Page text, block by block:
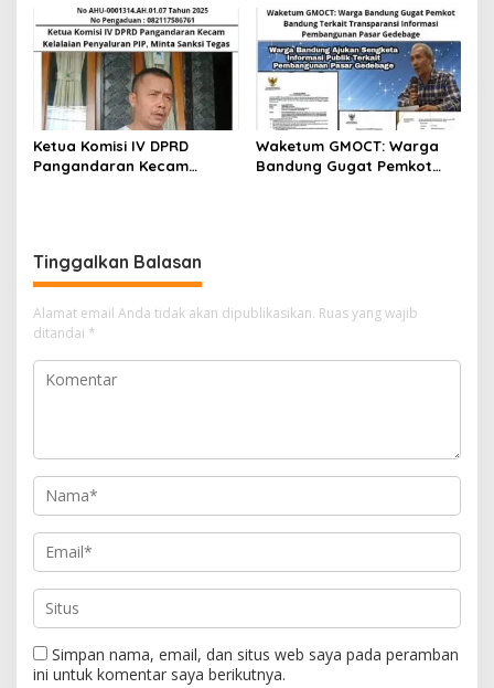
Berharap Terselenggara
Demokratis dan
Transparan
Dilaporkan ke Polda Jabar
Ketua Komisi IV DPRD
Pangandaran Kecam
Waketum GMOCT: Warga
Bandung Gugat Pemkot
Tinggalkan Balasan
Alamat email Anda tidak akan dipublikasikan. Ruas yang wajib
ditandai *
Simpan nama, email, dan situs web saya pada peramban
ini untuk komentar saya berikutnya.